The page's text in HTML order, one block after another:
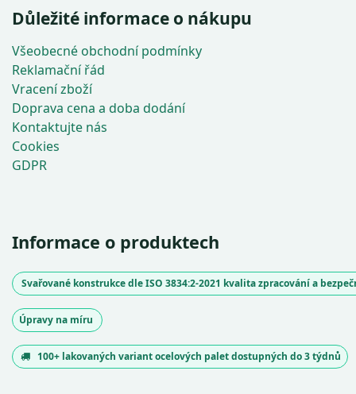
Důležité informace o nákupu
Všeobecné obchodní podmínky
Reklamační řád
Vracení zboží
Doprava cena a doba dodání
Kontaktujte nás
Cookies
GDPR
Informace o produktech
Svařované konstrukce dle ISO 3834:2-2021 kvalita zpracování a
Úpravy na míru
100+ lakovaných variant ocelových palet dostupných do 3 týdnů